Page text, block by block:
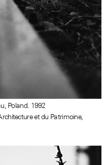
Poland. 1992
et du Patrimoine,